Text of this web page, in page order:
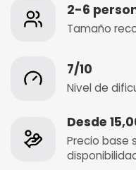
2-6
Tamaño
7/10
Nivel de
Desde
Precio base